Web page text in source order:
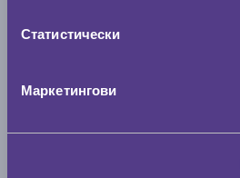
Статистически
Маркетингови